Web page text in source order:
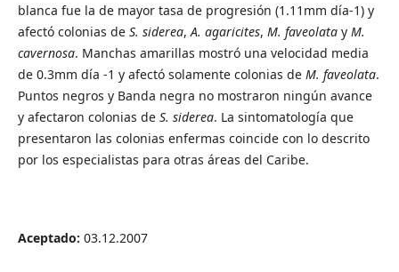
blanca fue la de mayor tasa de progresión (1.11mm día-1) y
afectó colonias de S. siderea,A. agaricites, M. faveolatay M.
cavernosa. Manchas amarillas mostró una velocidad media
de 0.3mm día -1 y afectó solamente colonias de M. faveolata.
Puntos negros y Banda negra no mostraron ningún avance
y afectaron colonias de S. siderea. La sintomatología que
presentaron las colonias enfermas coincide con lo descrito
por los especialistas para otras áreas del Caribe.
Aceptado: 03.12.2007